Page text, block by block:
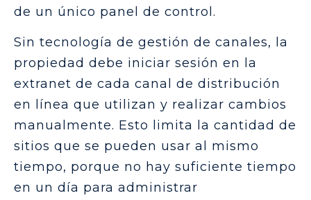
de un único panel de control.
Sin tecnología de gestión de canales, la
propiedad debe iniciar sesión en la
extranet de cada canal de distribución
en línea que utilizan y realizar cambios
manualmente. Esto limita la cantidad de
sitios que se pueden usar al mismo
tiempo, porque no hay suficiente tiempo
en un día para administrar